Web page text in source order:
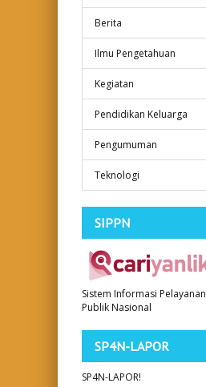
Berita
Ilmu Pengetahuan
Kegiatan
Pendidikan Keluarga
Pengumuman
Teknologi
SIPPN
Sistem Informasi Pelayanan
Publik Nasional
SP4N-LAPOR
SP4N-LAPOR!